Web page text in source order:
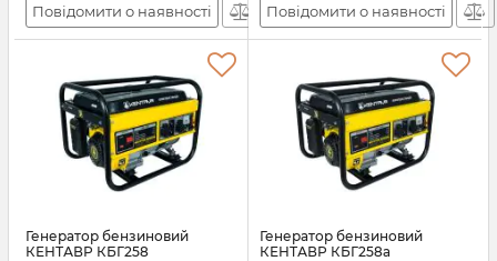
Повідомити о наявності Повідомити о наявності
Генератор бензиновий
КЕНТАВР КБГ258
Генератор бензиновий
КЕНТАВР КБГ258а